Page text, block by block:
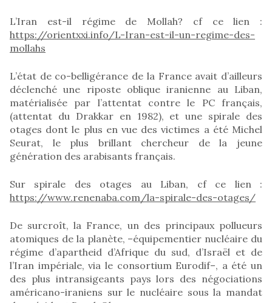
L’Iran est-il régime de Mollah? cf ce lien :
https://orientxxi.info/L-Iran-est-il-un-regime-des-
mollahs
L’état de co-belligérance de la France avait d’ailleurs
déclenché une riposte oblique iranienne au Liban,
matérialisée par l’attentat contre le PC français,
(attentat du Drakkar en 1982), et une spirale des
otages dont le plus en vue des victimes a été Michel
Seurat, le plus brillant chercheur de la jeune
génération des arabisants français.
Sur spirale des otages au Liban, cf ce lien :
https://www.renenaba.com/la-spirale-des-otages/
De surcroît, la France, un des principaux pollueurs
atomiques de la planète, –équipementier nucléaire du
régime d’apartheid d’Afrique du sud, d’Israël et de
l’Iran impériale, via le consortium Eurodif–, a été un
des plus intransigeants pays lors des négociations
américano-iraniens sur le nucléaire sous la mandat